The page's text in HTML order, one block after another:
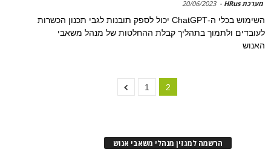
מערכת HRus -
20/06/2023
השימוש בכלי ה-ChatGPT יכול לספק תובנות לגבי תכנון הכשרות
לעובדים ולתמוך בתהליך קבלת ההחלטות של מנהל משאבי
האנוש
1 2
הרשמה למגזין מנהלי משאבי אנוש